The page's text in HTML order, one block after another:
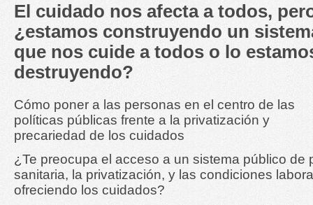
El cuidado nos afecta a todos,
¿estamos construyendo un
que nos cuide a todos o lo
destruyendo?
Cómo poner a las personas en el centro de las
políticas públicas frente a la privatización y
precariedad de los cuidados
¿Te preocupa el acceso a un sistema público de
sanitaria, la privatización, y las condiciones
ofreciendo los cuidados?